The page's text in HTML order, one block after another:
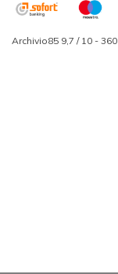
Archivio85 9,7 / 10 - 360